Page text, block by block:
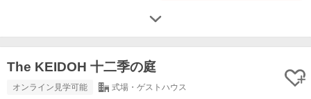
The KEIDOH 十二季の庭
オンライン見学可能 式場・ゲストハウス